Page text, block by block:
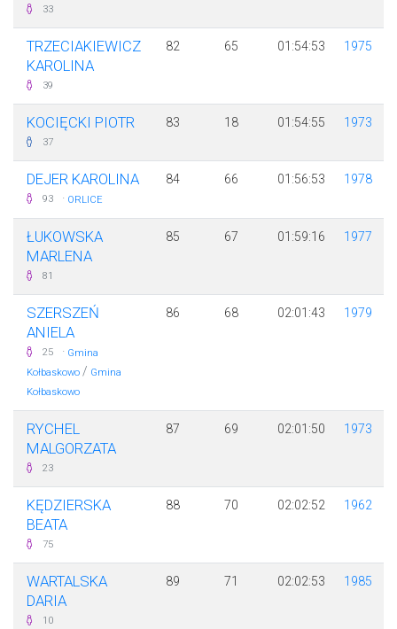
33
TRZECIAKIEWICZ
KAROLINA
39
82 65 01:54:53 1975
KOCIĘCKI PIOTR
37
83 18 01:54:55 1973
DEJER KAROLINA
93 · ORLICE
84 66 01:56:53 1978
ŁUKOWSKA
MARLENA
81
85 67 01:59:16 1977
SZERSZEŃ
ANIELA
25 · Gmina
Kołbaskowo / Gmina
Kołbaskowo
86 68 02:01:43 1979
RYCHEL
MALGORZATA
23
87 69 02:01:50 1973
KĘDZIERSKA
BEATA
75
88 70 02:02:52 1962
WARTALSKA
DARIA
10
89 71 02:02:53 1985